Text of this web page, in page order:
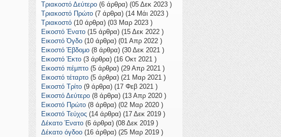
Τριακοστό Δεύτερο (6 άρθρα) (05 Δεκ 2023 )
Τριακοστό Πρώτο (7 άρθρα) (14 Μάι 2023 )
Τριακοστό (10 άρθρα) (03 Μαρ 2023 )
Εικοστό Ένατο (15 άρθρα) (15 Δεκ 2022 )
Εικοστό Όγδο (10 άρθρα) (01 Απρ 2022 )
Εικοστό Έβδομο (8 άρθρα) (30 Δεκ 2021 )
Εικοστό Έκτο (3 άρθρα) (16 Οκτ 2021 )
Εικοστό πέμπτο (5 άρθρα) (29 Απρ 2021 )
Εικοστό τέταρτο (5 άρθρα) (21 Μαρ 2021 )
Εικοστό Τρίτο (9 άρθρα) (17 Φεβ 2021 )
Εικοστό Δεύτερο (8 άρθρα) (13 Απρ 2020 )
Εικοστό Πρώτο (8 άρθρα) (02 Μαρ 2020 )
Εικοστό Τεύχος (14 άρθρα) (17 Δεκ 2019 )
Δέκατο Ένατο (6 άρθρα) (08 Δεκ 2019 )
Δέκατο όγδοο (16 άρθρα) (25 Μαρ 2019 )